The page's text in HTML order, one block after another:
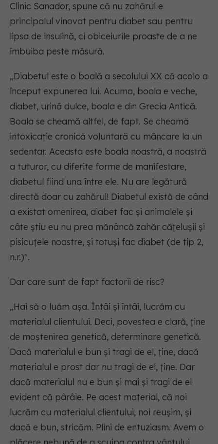
Clinic Sanador, spune că nu zahărul e
principalul vinovat pentru diabet sau pentru
lipsa de insulină, ci obiceiurile proaste de a ne
îmbuiba peste măsură.
„Diabetul este o boală a secolului XX că acolo a
început expunerea lui. Acuma, boala e veche,
diabet, urină dulce, boala e din Grecia Antică.
Boala se cheamă altfel, de fapt. Se cheamă
intoxicație cronică voluntară cu mâncare la un
sedentar. Aceasta este boala noastră, a noastră
a tuturor, cu diferite forme de manifestare,
diabetul fiind una între ele. Nu are legătură
directă doar cu zahărul! Diabetul există de când
a existat omenirea, diabet fac și animalele și
câte știu eu nu prea mănâncă zahăr cățelușii și
pisicuțele noastre, și totuși fac diabet (de tip 2,
n.r.)".
Dar care sunt de fapt factorii de risc?
„Hai să o luăm așa. Întâi și întâi, lucrăm cu
materialul clientului. Deci, povestea e clară, ține
de moștenirea genetică, determinare genetică.
Dacă materialul e bun și tragi de el, ține, dacă
materialul e prost dar nu tragi de el, ține. Dar
dacă materialul nu e bun și mai și tragi de el
evident că pârâie. Pe acest material, că noi
lucrăm cu materialul clientului, noi reușim, și
dacă e bun, stricăm. Plini de entuziasm. Avem o